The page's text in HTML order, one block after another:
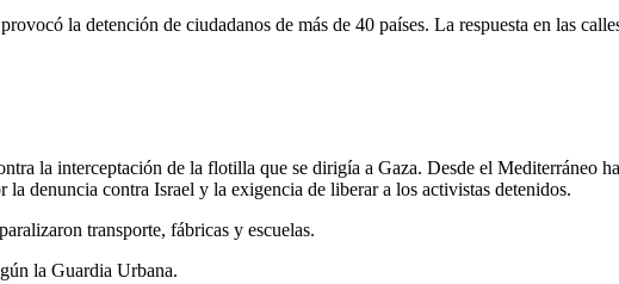
la detención de ciudadanos de más de 40 países. La respuesta en las
la interceptación de la flotilla que se dirigía a Gaza. Desde el Mediterráneo
denuncia contra Israel y la exigencia de liberar a los activistas detenidos.
transporte, fábricas y escuelas.
la Guardia Urbana.